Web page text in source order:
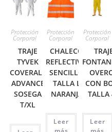
Protección
Corporal
TRAJE
TYVEK
COVERALL
ADVANCE
SOSEGA
T/XL
Protección
Corporal
CHALECO
REFLECTIVO
SENCILLO
TALLA L
NARANJA
Leer
Protección
Corporal
CON
TALLA
Leer